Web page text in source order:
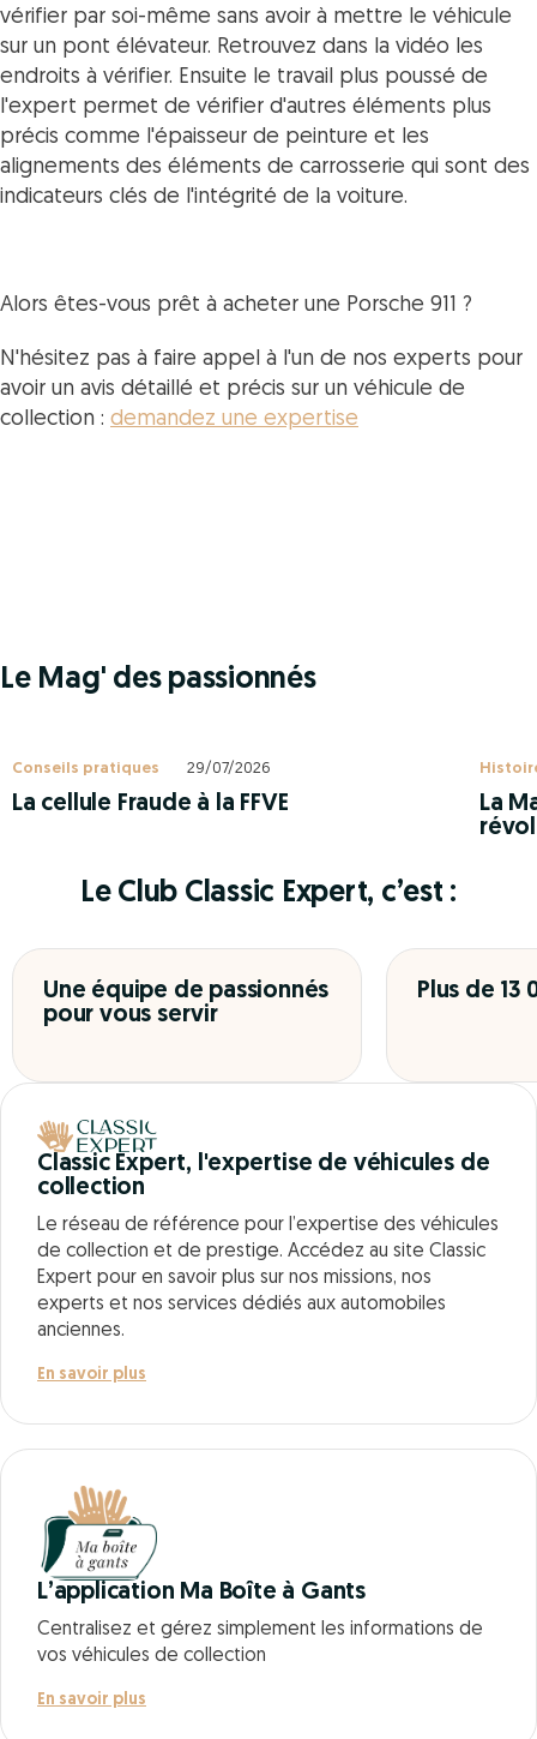
vérifier par soi-même sans avoir à mettre le véhicule
sur un pont élévateur. Retrouvez dans la vidéo les
endroits à vérifier. Ensuite le travail plus poussé de
l'expert permet de vérifier d'autres éléments plus
précis comme l'épaisseur de peinture et les
alignements des éléments de carrosserie qui sont des
indicateurs clés de l'intégrité de la voiture.
Alors êtes-vous prêt à acheter une Porsche 911 ?
N'hésitez pas à faire appel à l'un de nos experts pour
avoir un avis détaillé et précis sur un véhicule de
collection : demandez une expertise
Le Mag' des passionnés
Conseils pratiques 29/07/2026
La cellule Fraude à la FFVE
La
Le Club Classic Expert, c’est :
Une équipe de passionnés
pour vous servir
Plus de 13
Classic Expert, l'expertise de véhicules de
collection
Le réseau de référence pour l’expertise des véhicules
de collection et de prestige. Accédez au site Classic
Expert pour en savoir plus sur nos missions, nos
experts et nos services dédiés aux automobiles
anciennes.
En savoir plus
L’application Ma Boîte à Gants
Centralisez et gérez simplement les informations de
vos véhicules de collection
En savoir plus